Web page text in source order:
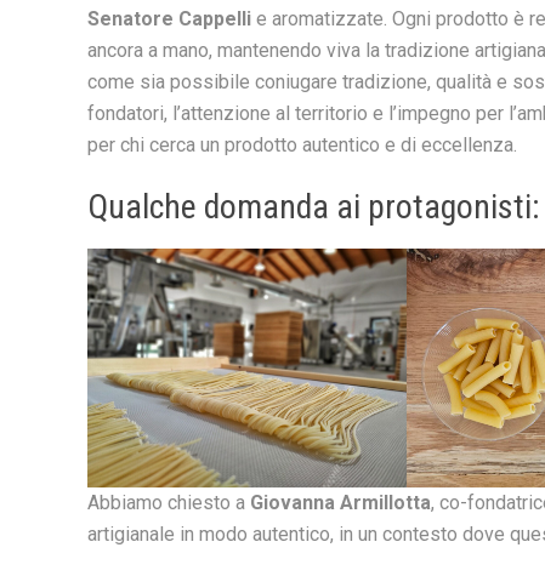
Senatore Cappelli e aromatizzate. Ogni prodotto è
ancora a mano, mantenendo viva la tradizione
come sia possibile coniugare tradizione, qualità e
fondatori, l’attenzione al territorio e l’impegno per
per chi cerca un prodotto autentico e di eccellenza.
Qualche domanda ai
Abbiamo chiesto a Giovanna Armillotta, co-
artigianale in modo autentico, in un contesto dove